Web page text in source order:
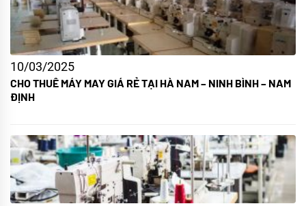
10/03/2025
CHO THUÊ MÁY MAY GIÁ RẺ TẠI HÀ NAM – NINH BÌNH – NAM
ĐỊNH